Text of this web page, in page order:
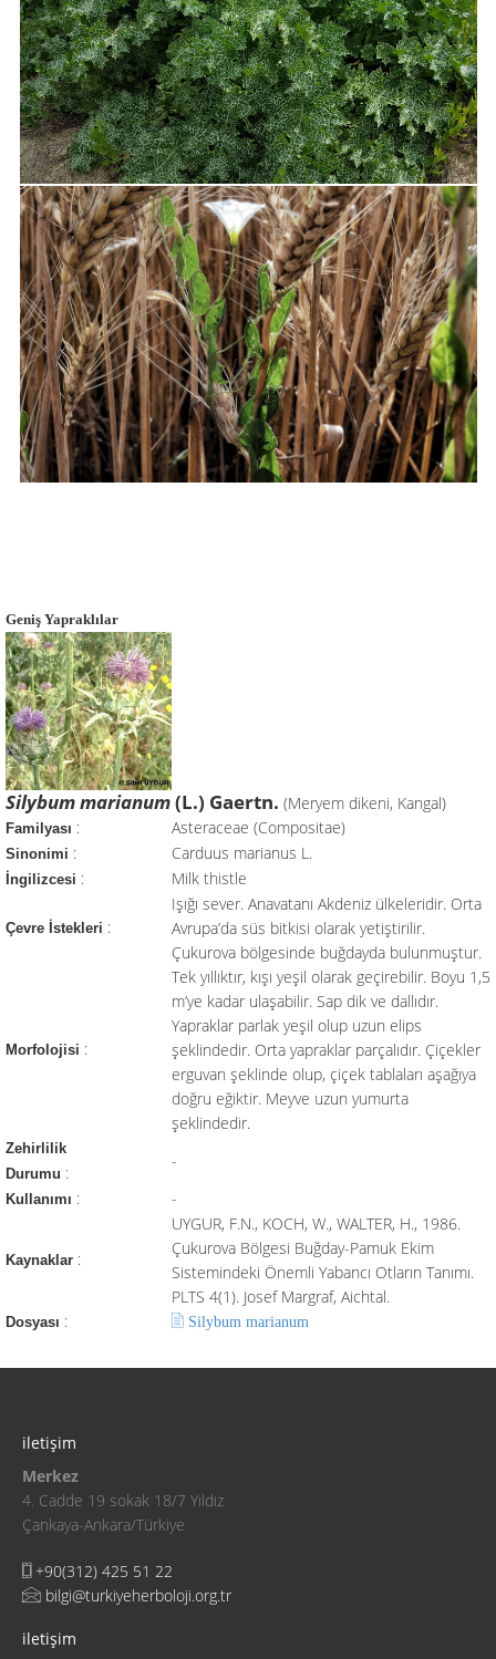
Geniş Yapraklılar
Silybum marianum(L.) Gaertn. (Meryem dikeni, Kangal)
Familyası : Asteraceae (Compositae)
Sinonimi : Carduus marianus L.
İngilizcesi : Milk thistle
Çevre İstekleri :
Işığı sever. Anavatanı Akdeniz ülkeleridir. Orta
Avrupa’da süs bitkisi olarak yetiştirilir.
Çukurova bölgesinde buğdayda bulunmuştur.
Morfolojisi :
Tek yıllıktır, kışı yeşil olarak geçirebilir. Boyu 1,5
m’ye kadar ulaşabilir. Sap dik ve dallıdır.
Yapraklar parlak yeşil olup uzun elips
şeklindedir. Orta yapraklar parçalıdır. Çiçekler
erguvan şeklinde olup, çiçek tablaları aşağıya
doğru eğiktir. Meyve uzun yumurta
şeklindedir.
Zehirlilik
Durumu :
-
Kullanımı : -
Kaynaklar :
UYGUR, F.N., KOCH, W., WALTER, H., 1986.
Çukurova Bölgesi Buğday-Pamuk Ekim
Sistemindeki Önemli Yabancı Otların Tanımı.
PLTS 4(1). Josef Margraf, Aichtal.
Dosyası : Silybum marianum
iletişim
Merkez
4. Cadde 19 sokak 18/7 Yıldız
Çankaya-Ankara/Türkiye
+90(312) 425 51 22
bilgi@turkiyeherboloji.org.tr
iletişim